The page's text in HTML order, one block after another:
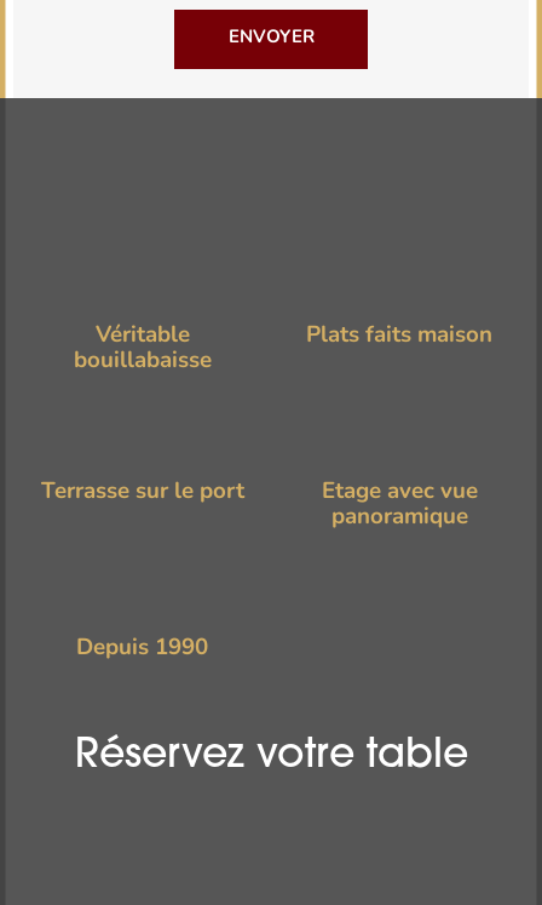
Véritable
bouillabaisse
Plats faits maison
Terrasse sur le port
Etage avec vue
panoramique
Depuis 1990
Réservez votre table